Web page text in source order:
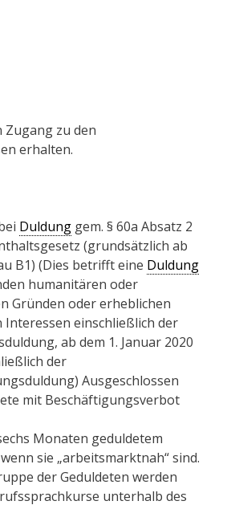
Zugang zu den
erhalten.
Duldung gem. § 60a Absatz 2
(grundsätzlich ab
B1) (Dies betrifft eine Duldung
humanitären oder
Gründen oder erheblichen
einschließlich der
ab dem 1. Januar 2020
der
Ausgeschlossen
mit Beschäftigungsverbot
Monaten geduldetem
sie „arbeitsmarktnah“ sind.
der Geduldeten werden
unterhalb des